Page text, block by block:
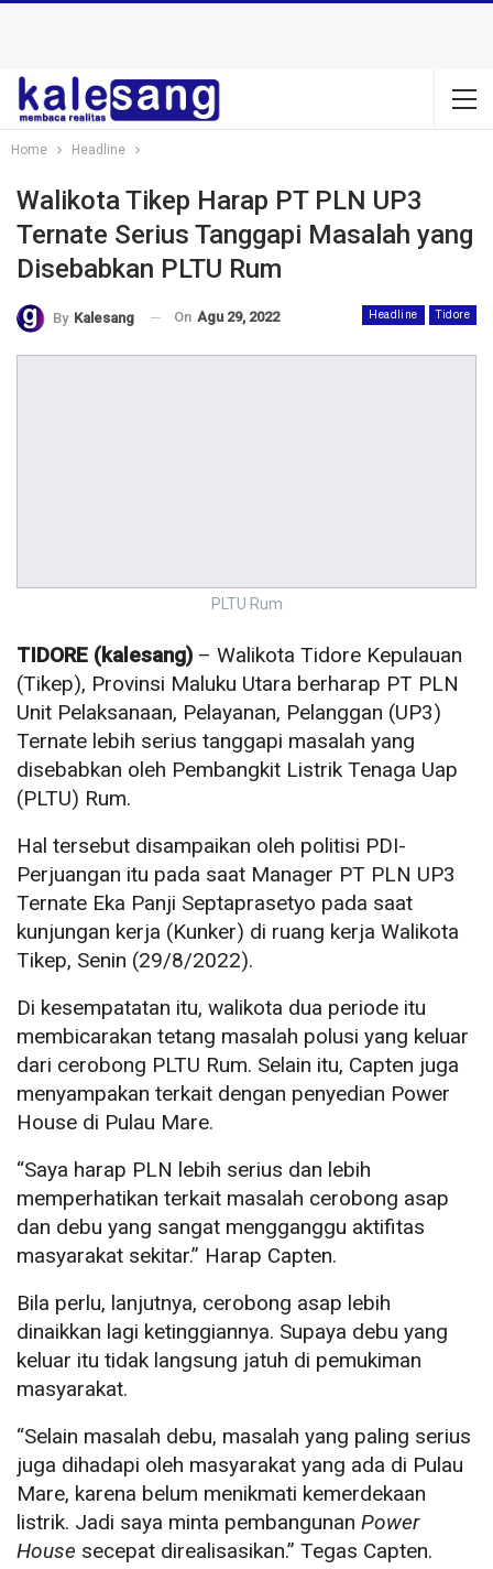
Home Headline
Walikota Tikep Harap PT PLN UP3
Ternate Serius Tanggapi Masalah yang
Disebabkan PLTU Rum
Headline Tidore
By Kalesang On Agu 29, 2022
PLTU Rum
TIDORE (kalesang) – Walikota Tidore Kepulauan
(Tikep), Provinsi Maluku Utara berharap PT PLN
Unit Pelaksanaan, Pelayanan, Pelanggan (UP3)
Ternate lebih serius tanggapi masalah yang
disebabkan oleh Pembangkit Listrik Tenaga Uap
(PLTU) Rum.
Hal tersebut disampaikan oleh politisi PDI-
Perjuangan itu pada saat Manager PT PLN UP3
Ternate Eka Panji Septaprasetyo pada saat
kunjungan kerja (Kunker) di ruang kerja Walikota
Tikep, Senin (29/8/2022).
Di kesempatatan itu, walikota dua periode itu
membicarakan tetang masalah polusi yang keluar
dari cerobong PLTU Rum. Selain itu, Capten juga
menyampakan terkait dengan penyedian Power
House di Pulau Mare.
“Saya harap PLN lebih serius dan lebih
memperhatikan terkait masalah cerobong asap
dan debu yang sangat mengganggu aktifitas
masyarakat sekitar.” Harap Capten.
Bila perlu, lanjutnya, cerobong asap lebih
dinaikkan lagi ketinggiannya. Supaya debu yang
keluar itu tidak langsung jatuh di pemukiman
masyarakat.
“Selain masalah debu, masalah yang paling serius
juga dihadapi oleh masyarakat yang ada di Pulau
Mare, karena belum menikmati kemerdekaan
listrik. Jadi saya minta pembangunan Power
House secepat direalisasikan.” Tegas Capten.